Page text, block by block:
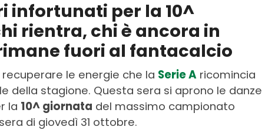
infortunati per la 10^
rientra, chi è ancora in
fuori al fantacalcio
le energie che la Serie A ricomincia
della stagione. Questa sera si aprono le danze
la 10^ giornata del massimo campionato
di giovedì 31 ottobre.